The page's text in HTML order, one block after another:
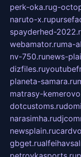
perk-oka.rug-
naruto-x.ru
spayderhed-
webamator.ruma-
nv-750.runews-
dizfiles.ru
planeta-samara.ru
matrasy-
dotcustoms.ru
narasimha.ru
newsplain.ru
gbget.ru